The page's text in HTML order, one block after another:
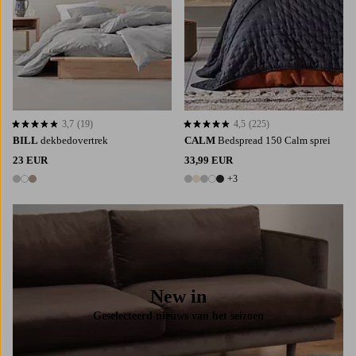
BILL dekbedovertrek
23 EUR
3 kleuren
3,7 op basis van 19 beoordelingen
3,7 (19)
CALM Bedspread 150 Calm sprei
33,99 EUR
8 kleuren
+3
4,5 op basis van 225 beoordelingen
4,5 (225)
New in
Geselecteerd nieuws van het seizoen